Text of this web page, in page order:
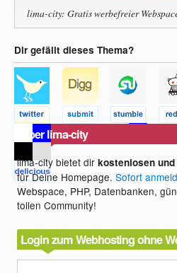
lima-city: Gratis werbefreier
Dir gefällt dieses Thema?
Über lima-city
lima-city bietet dirkostenlosen
für Deine Homepage.Sofort
Webspace, PHP, Datenbanken,
tollen Community!
Login zum Webhosting ohne